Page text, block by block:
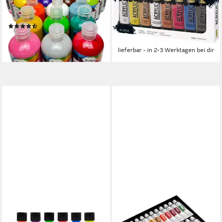
24x250 ml – Hochpigmentiert
& Deckend, Matt
(2)
69,99 €
lieferbar - in 3-4 Werktagen bei dir
Goya Acrylic Effect Colors
8er Set x 20
ab 15,93 € UVP18,49 €
lieferbar - in 2-3 Werktagen bei dir
Acrylfarbe Neon & Glow
Acrylfarbe Premium Set – 24